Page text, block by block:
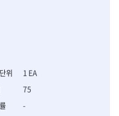
1 EA
75
-